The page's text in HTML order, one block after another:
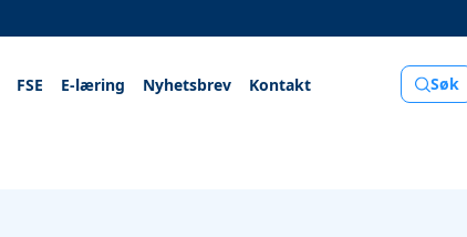
FSE E-læring Nyhetsbrev Kontakt Søk